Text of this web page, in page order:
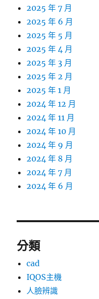
2025 年 7 月
2025 年 6 月
2025 年 5 月
2025 年 4 月
2025 年 3 月
2025 年 2 月
2025 年 1 月
2024 年 12 月
2024 年 11 月
2024 年 10 月
2024 年 9 月
2024 年 8 月
2024 年 7 月
2024 年 6 月
分類
cad
IQOS主機
人臉辨識